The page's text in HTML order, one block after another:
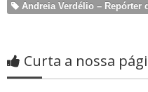
Andreia Verdélio – Repórter
Curta a nossa